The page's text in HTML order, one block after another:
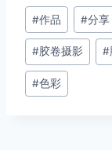
文
章
标
签：
#作品 #分享
#胶卷摄影 #
#色彩